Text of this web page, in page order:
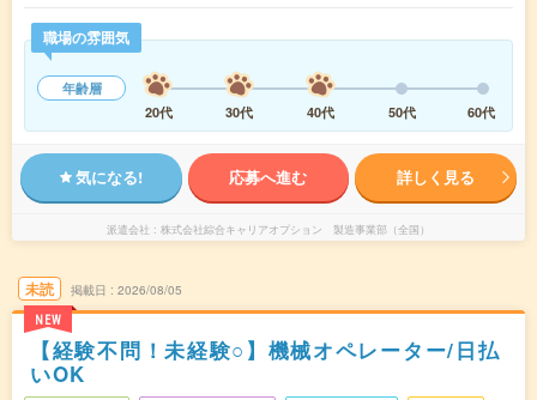
職場の雰囲気
年齢層
20代
30代 40代 50代 60代
気になる! 応募へ進む 詳しく見る
派遣会社 株式会社綜合キャリアオプション 製造事業部（全国）
未読
NEW
掲載日 2026/08/05
【経験不問！未経験○】機械オペレーター/日払
いOK